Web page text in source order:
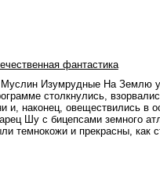
фантастика
Муслин Изумрудные На
столкнулись,
и, наконец, овеществились в
Шу с бицепсами земного
темнокожи и прекрасны, как